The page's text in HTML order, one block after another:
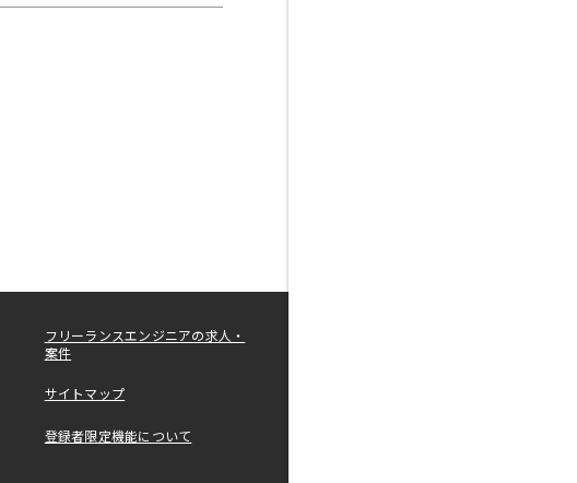
フリーランスエンジニアの求人・
案件
サイトマップ
登録者限定機能について